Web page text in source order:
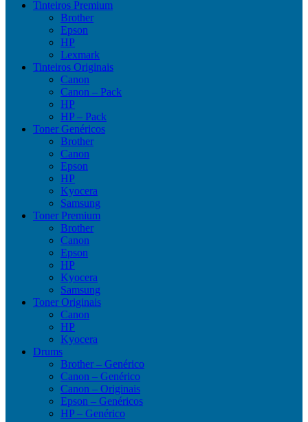
Tinteiros Premium
Brother
Epson
HP
Lexmark
Tinteiros Originais
Canon
Canon – Pack
HP
HP – Pack
Toner Genéricos
Brother
Canon
Epson
HP
Kyocera
Samsung
Toner Premium
Brother
Canon
Epson
HP
Kyocera
Samsung
Toner Originais
Canon
HP
Kyocera
Drums
Brother – Genérico
Canon – Genérico
Canon – Originais
Epson – Genéricos
HP – Genérico